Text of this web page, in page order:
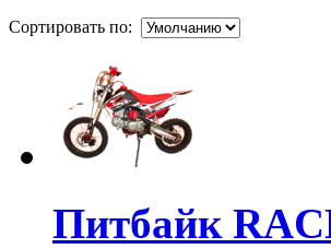
Сортировать по:
Питбайк